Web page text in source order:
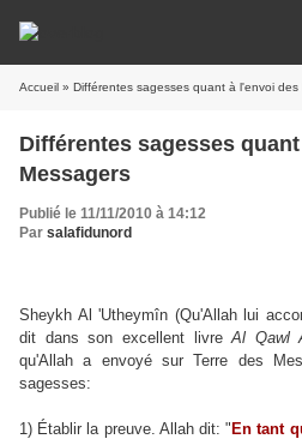
Accueil » Différentes sagesses quant à l'envoi des
Différentes sagesses
Messagers
Publié le 11/11/2010 à 14:12
Par salafidunord
Sheykh Al 'Utheymîn (Qu'Allah lui
dit dans son excellent livreAl Qawl
qu'Allah a envoyé sur Terre des
sagesses:
1) Établir la preuve. Allah dit: " En tant